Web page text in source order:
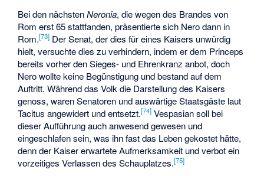
Bei den nächstenNeronia, die wegen des Brandes von
Rom erst 65 stattfanden, präsentierte sich Nero dann in
Rom.[73] Der Senat, der dies für eines Kaisers unwürdig
hielt, versuchte dies zu verhindern, indem er dem Princeps
bereits vorher den Sieges- und Ehrenkranz anbot, doch
Nero wollte keine Begünstigung und bestand auf dem
Auftritt. Während das Volk die Darstellung des Kaisers
genoss, waren Senatoren und auswärtige Staatsgäste laut
Tacitus angewidert und entsetzt.[74] Vespasian soll bei
dieser Aufführung auch anwesend gewesen und
eingeschlafen sein, was ihn fast das Leben gekostet hätte,
denn der Kaiser erwartete Aufmerksamkeit und verbot ein
vorzeitiges Verlassen des Schauplatzes.[75]